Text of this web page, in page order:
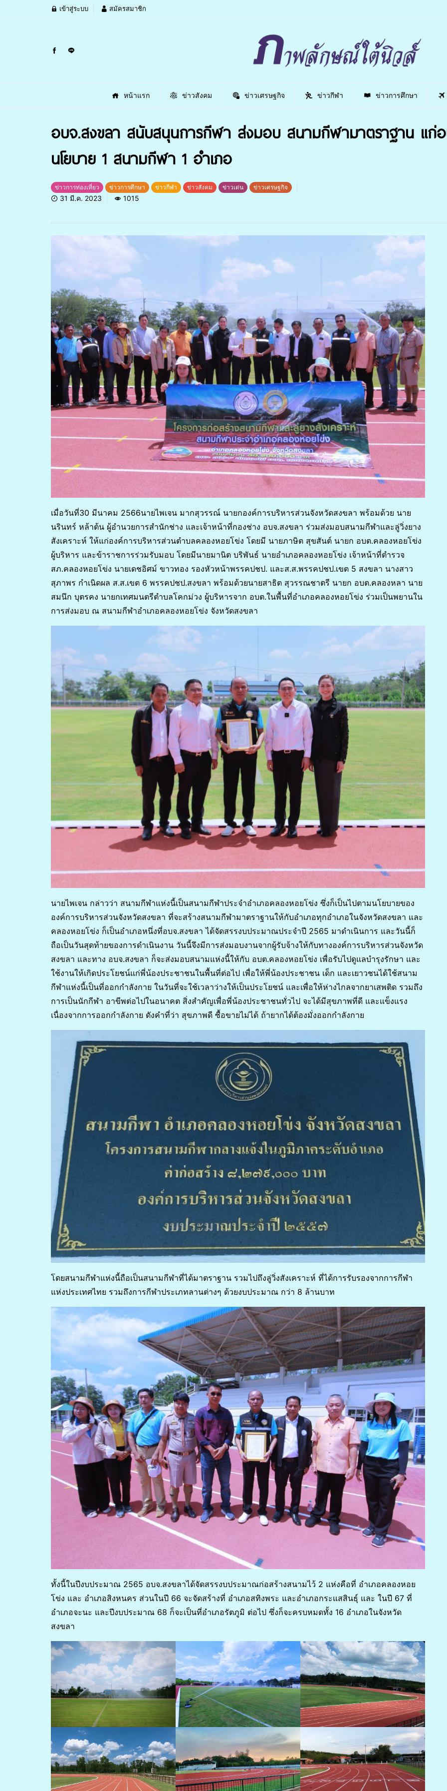
เข้าสู่ระบบ สมัครสมาชิก
หน้าแรก ข่าวสังคม ข่าวเศรษฐกิจ ข่าวกีฬา ข่าวการศึกษา
อบจ.สงขลา สนับสนุนการกีฬา ส่งมอบ สนามกีฬามาตราฐาน แก่
นโยบาย 1 สนามกีฬา 1 อำเภอ
ข่าวการท่องเที่ยว ข่าวการศึกษา ข่าวกีฬา ข่าวสังคม ข่าวเด่น ข่าวเศรษฐกิจ
31 มี.ค. 2023 1015
เมื่อวันที่30 มีนาคม 2566นายไพเจน มากสุวรรณ์ นายกองค์การบริหารส่วนจังหวัดสงขลา พร้อมด้วย นาย
นรินทร์ หล้าต้น ผู้อำนวยการสำนักช่าง และเจ้าหน้าที่กองช่าง อบจ.สงขลา ร่วมส่งมอบสนามกีฬาและลู่วิ่งยาง
สังเคราะห์ ให้แก่องค์การบริหารส่วนตำบลคลองหอยโข่ง โดยมี นายภาษิต สุขสันต์ นายก อบต.คลองหอยโข่ง
ผู้บริหาร และข้าราชการร่วมรับมอบ โดยมีนายมานิต บริพันธ์ นายอำเภอคลองหอยโข่ง เจ้าหน้าที่ตำรวจ
สภ.คลองหอยโข่ง นายเดชอิศม์ ขาวทอง รองหัวหน้าพรรคปชป. และส.ส.พรรคปชป.เขต 5 สงขลา นางสาว
สุภาพร กำเนิดผล ส.ส.เขต 6 พรรคปชป.สงขลา พร้อมด้วยนายสาธิต สุวรรณชาตรี นายก อบต.คลองหลา นาย
สมนึก บุตรคง นายกเทศมนตรีตำบลโคกม่วง ผู้บริหารจาก อบต.ในพื้นที่อำเภอคลองหอยโข่ง ร่วมเป็นพยานใน
การส่งมอบ ณ สนามกีฬาอำเภอคลองหอยโข่ง จังหวัดสงขลา
นายไพเจน กล่าวว่า สนามกีฬาแห่งนี้เป็นสนามกีฬาประจำอำเภอคลองหอยโข่ง ซึ่งก็เป็นไปตามนโยบายของ
องค์การบริหารส่วนจังหวัดสงขลา ที่จะสร้างสนามกีฬามาตราฐานให้กับอำเภอทุกอำเภอในจังหวัดสงขลา และ
คลองหอยโข่ง ก็เป็นอำเภอหนึ่งที่อบจ.สงขลา ได้จัดสรรงบประมาณประจำปี 2565 มาดำเนินการ และวันนี้ก็
ถือเป็นวันสุดท้ายของการดำเนินงาน วันนี้จึงมีการส่งมอบงานจากผู้รับจ้างให้กับทางองค์การบริหารส่วนจังหวัด
สงขลา และทาง อบจ.สงขลา ก็จะส่งมอบสนามแห่งนี้ให้กับ อบต.คลองหอยโข่ง เพื่อรับไปดูแลบำรุงรักษา และ
ใช้งานให้เกิดประโยชน์แก่พี่น้องประชาชนในพื้นที่ต่อไป เพื่อให้พี่น้องประชาชน เด็ก และเยาวชนได้ใช้สนาม
กีฬาแห่งนี้เป็นที่ออกกำลังกาย ในวันที่จะใช้เวลาว่างให้เป็นประโยชน์ และเพื่อให้ห่างไกลจากยาเสพติด รวมถึง
การเป็นนักกีฬา อาขีพต่อไปในอนาคต สิ่งสำคัญเพื่อพี่น้องประชาชนทั่วไป จะได้มีสุขภาพที่ดี และแข็งแรง
เนื่องจากการออกกำลังกาย ดังคำที่ว่า สุขภาพดี ซื้อขายไม่ได้ ถ้ายากได้ต้องมั่งออกกำลังกาย
โดยสนามกีฬาแห่งนี้ถือเป็นสนามกีฬาที่ได้มาตราฐาน รวมไปถึงลู่วิ่งสังเคราะห์ ที่ได้การรับรองจากการกีฬา
แห่งประเทศไทย รวมถึงการกีฬาประเภทลานต่างๆ ด้วยงบประมาณ กว่า 8 ล้านบาท
ทั้งนี้ในปีงบประมาณ 2565 อบจ.สงขลาได้จัดสรรงบประมาณก่อสร้างสนามไว้ 2 แห่งคือที่ อำเภอคลองหอย
โข่ง และ อำเภอสิงหนคร ส่วนในปี 66 จะจัดสร้างที่ อำเภอสทิงพระ และอำเภอกระแสสินธุ์ และ ในปี 67 ที่
อำเภอจะนะ และปีงบประมาณ 68 ก็จะเป็นที่อำเภอรัตภูมิ ต่อไป ซึ่งก็จะครบหมดทั้ง 16 อำเภอในจังหวัด
สงขลา